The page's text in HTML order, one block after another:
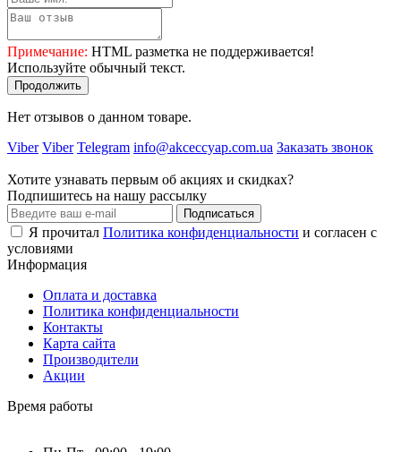
Примечание: HTML разметка не поддерживается!
Используйте обычный текст.
Продолжить
Нет отзывов о данном товаре.
Viber Viber Telegram info@akceccyap.com.ua Заказать звонок
Хотите узнавать первым об акциях и скидках?
Подпишитесь на нашу рассылку
Подписаться
Я прочитал Политика конфиденциальности и согласен с
условиями
Информация
Оплата и доставка
Политика конфиденциальности
Контакты
Карта сайта
Производители
Акции
Время работы